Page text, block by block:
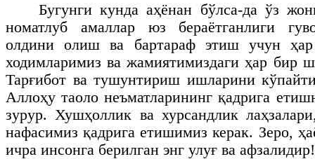
Бугунги кунда аҳёнан бўлса-да ўз
номатлуб амаллар юз бераётганлиги
олдини олиш ва бартараф этиш учун
ходимларимиз ва жамиятимиздаги ҳар бир
Тарғибот ва тушунтириш ишларини
Аллоҳу таоло неъматларининг қадрига
зурур. Хушҳоллик ва хурсандлик
нафасимиз қадрига етишимиз керак. Зеро,
ичра инсонга берилган энг улуғ ва